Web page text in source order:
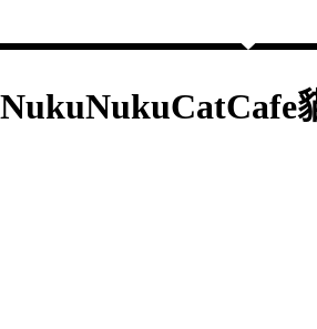
NukuNukuCatCafe